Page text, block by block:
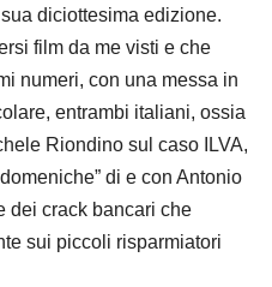
diciottesima edizione.
film da me visti e che
numeri, con una messa in
entrambi italiani, ossia
Riondino sul caso ILVA,
di e con Antonio
dei crack bancari che
sui piccoli risparmiatori